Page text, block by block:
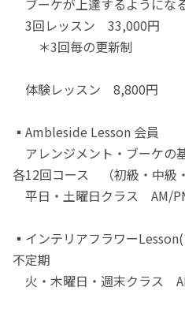
ブーケが上達するようにな
3回レッスン 33,000円
＊3回毎の更新制
体験レッスン 8,800円
▪️Ambleside Lesson 会員
アレンジメント・ブーケの
各12回コース （初級・中級
平日・土曜日クラス AM/
▪️インテリアフラワー
不定期
火・木曜日・週末クラス